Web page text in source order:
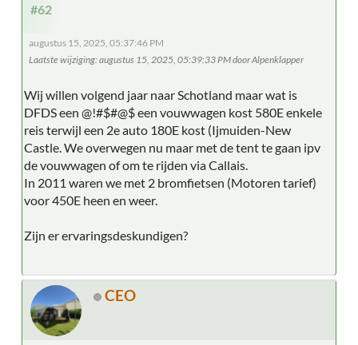
#62
augustus 15, 2025, 05:37:46 PM
Laatste wijziging: augustus 15, 2025, 05:39:33 PM door Alpenklapper
Wij willen volgend jaar naar Schotland maar wat is
DFDS een @!#$#@$ een vouwwagen kost 580E enkele
reis terwijl een 2e auto 180E kost (Ijmuiden-New
Castle. We overwegen nu maar met de tent te gaan ipv
de vouwwagen of om te rijden via Callais.
In 2011 waren we met 2 bromfietsen (Motoren tarief)
voor 450E heen en weer.
Zijn er ervaringsdeskundigen?
CEO